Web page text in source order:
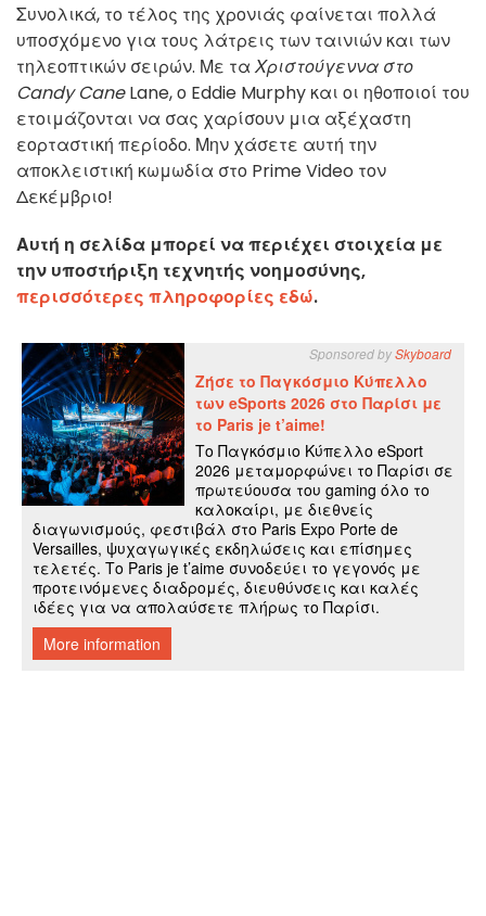
Συνολικά, το τέλος της χρονιάς φαίνεται πολλά
υποσχόμενο για τους λάτρεις των ταινιών και των
τηλεοπτικών σειρών. Με ταΧριστούγεννα στο
Candy CaneLane, ο Eddie Murphy και οι ηθοποιοί του
ετοιμάζονται να σας χαρίσουν μια αξέχαστη
εορταστική περίοδο. Μην χάσετε αυτή την
αποκλειστική κωμωδία στο Prime Video τον
Δεκέμβριο!
Αυτή η σελίδα μπορεί να περιέχει στοιχεία με
την υποστήριξη τεχνητής νοημοσύνης,
περισσότερες πληροφορίες εδώ.